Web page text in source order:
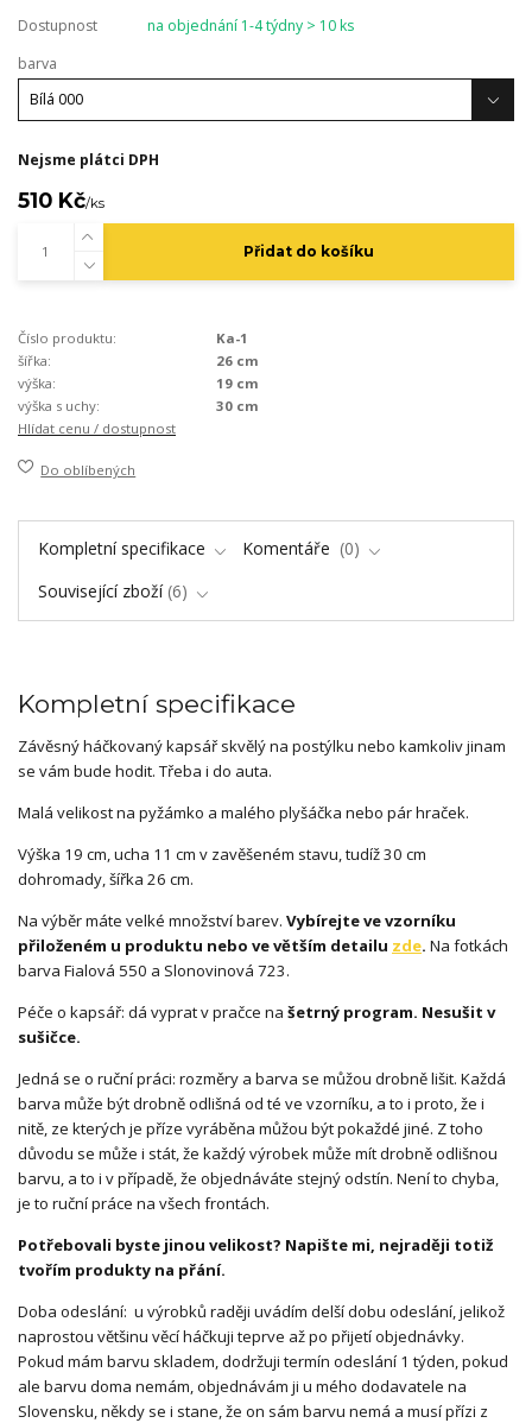
Dostupnost
na objednání 1-4 týdny > 10 ks
barva
Nejsme plátci DPH
510 Kč/ks
Přidat do košíku
Číslo produktu:
Ka-1
šířka:
26 cm
výška:
19 cm
výška s uchy:
30 cm
Hlídat cenu / dostupnost
Do oblíbených
Kompletní specifikace Komentáře
0
Související zboží 6
Kompletní specifikace
Závěsný háčkovaný kapsář skvělý na postýlku nebo kamkoliv jinam
se vám bude hodit. Třeba i do auta.
Malá velikost na pyžámko a malého plyšáčka nebo pár hraček.
Výška 19 cm, ucha 11 cm v zavěšeném stavu, tudíž 30 cm
dohromady, šířka 26 cm.
Na výběr máte velké množství barev. Vybírejte ve vzorníku
přiloženém u produktu nebo ve větším detailu zde. Na fotkách
barva Fialová 550 a Slonovinová 723.
Péče o kapsář: dá vyprat v pračce na šetrný program. Nesušit v
sušičce.
Jedná se o ruční práci: rozměry a barva se můžou drobně lišit. Každá
barva může být drobně odlišná od té ve vzorníku, a to i proto, že i
nitě, ze kterých je příze vyráběna můžou být pokaždé jiné. Z toho
důvodu se může i stát, že každý výrobek může mít drobně odlišnou
barvu, a to i v případě, že objednáváte stejný odstín. Není to chyba,
je to ruční práce na všech frontách.
Potřebovali byste jinou velikost? Napište mi, nejraději totiž
tvořím produkty na přání.
Doba odeslání: u výrobků raději uvádím delší dobu odeslání, jelikož
naprostou většinu věcí háčkuji teprve až po přijetí objednávky.
Pokud mám barvu skladem, dodržuji termín odeslání 1 týden, pokud
ale barvu doma nemám, objednávám ji u mého dodavatele na
Slovensku, někdy se i stane, že on sám barvu nemá a musí přízi z